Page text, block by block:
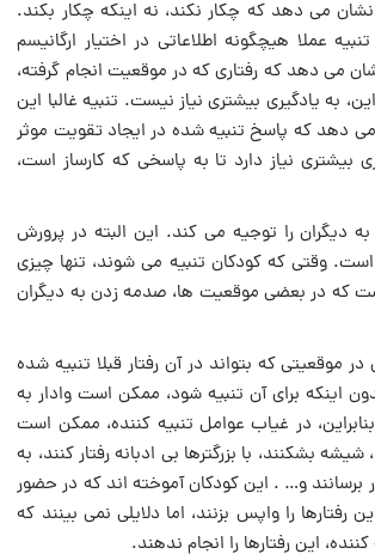
نشان می دهد که چکار نکند، نه اینکه چکار بکند.
عملا هیچگونه اطلاعاتى در اختیار ارگانیسم
می دهد که رفتاری که در موقعیت انجام گرفته،
به یادگیرى بیش‏ترى نیاز نیست. تنبیه غالبا این
می دهد که پاسخ تنبیه شده در ایجاد تقویت موثر
بیش‏ترى نیاز دارد تا به پاسخی که کارساز است،
دیگران را توجیه می کند. این البته در پرورش
وقتی که کودکان تنبیه مى شوند، تنها چیزی
که در بعضى موقعیت ‏ها، صدمه زدن به دیگران
در موقعیتی که بتواند در آن رفتار قبلا تنبیه شده
اینکه براى آن تنبیه شود، ممکن است وادار به
در غیاب عوامل تنبیه کننده، ممکن است
بشکنند، با بزرگ‏ترها بی ادبانه رفتار کنند، به
برسانند و… . این کودکان آموخته‏ اند که در حضور
رفتارها را واپس ‏بزنند، اما دلایلى نمى بینند که
این رفتارها را انجام ‏ندهند.